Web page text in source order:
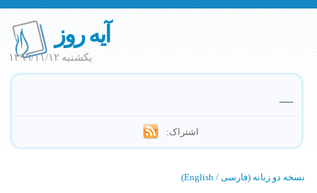
آیه روز
یکشنبه ۱۳۹۹/۱۱/۱۲
—
اشتراک:
نسخه دو زبانه (فارسی / English)